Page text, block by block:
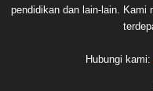
pendidikan dan lain-lain. Kami
Hubungi kami: